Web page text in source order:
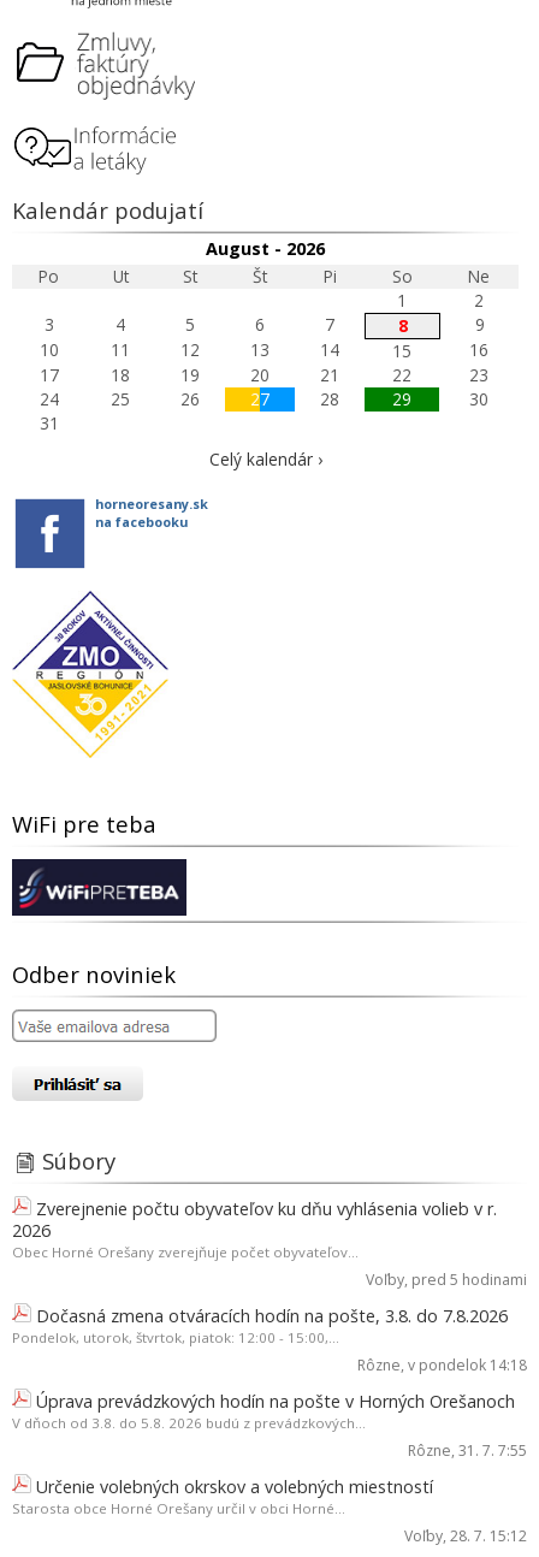
Kalendár podujatí
August - 2026
Po
Ut St Št Pi So
Ne
1
2
3
4 5 6 7 8
9
10
11 12 13 14 15
16
17
18 19 20 21 22
23
24
25 26 27 28 29
30
31
Celý kalendár ›
horneoresany.sk
na facebooku
WiFi pre teba
Odber noviniek
Súbory
Zverejnenie počtu obyvateľov ku dňu vyhlásenia volieb v r.
2026
Obec Horné Orešany zverejňuje počet obyvateľov...
Voľby, pred 5 hodinami
Dočasná zmena otváracích hodín na pošte, 3.8. do 7.8.2026
Pondelok, utorok, štvrtok, piatok: 12:00 - 15:00,...
Rôzne, v pondelok 14:18
Úprava prevádzkových hodín na pošte v Horných Orešanoch
V dňoch od 3.8. do 5.8. 2026 budú z prevádzkových...
Rôzne, 31. 7. 7:55
Určenie volebných okrskov a volebných miestností
Starosta obce Horné Orešany určil v obci Horné...
Voľby, 28. 7. 15:12